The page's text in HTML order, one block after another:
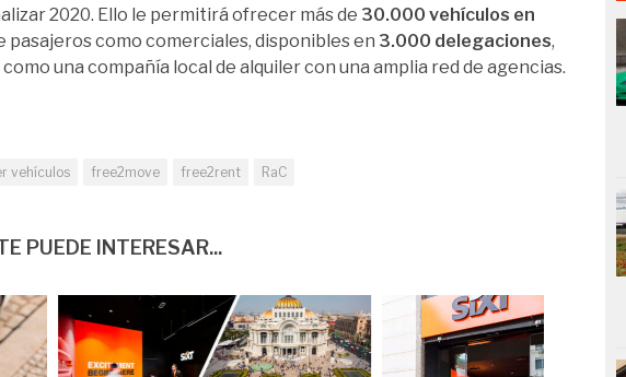
2020. Ello le permitirá ofrecer más de 30.000 vehículos en
pasajeros como comerciales, disponibles en 3.000 delegaciones,
una compañía local de alquiler con una amplia red de agencias.
vehículos free2move free2rent RaC
PUEDE INTERESAR...